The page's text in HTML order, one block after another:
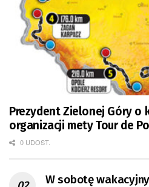
Prezydent Zielonej Góry o
organizacji mety Tour de
0 UDOST.
W sobotę